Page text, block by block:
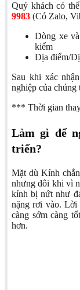
Quý khách có
9983 (Có Zalo,
Dòng xe
kiểm
Địa điểm/
Sau khi xác
nghiệp của chúng
*** Thời gian
Làm gì để
triển?
Mặt dù Kính
nhưng đôi khi vì
kính bị nứt như
nặng rơi vào. Lời
càng sớm càng
hơn.